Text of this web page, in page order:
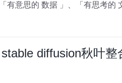
有意思的 数据 」、「有思考的
diffusion秋叶整